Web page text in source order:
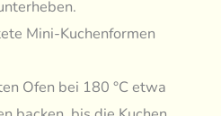
Mini-Kuchenformen
Ofen bei 180 °C etwa